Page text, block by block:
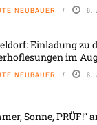
NEUBAUER 6.
Einladung zu
im
NEUBAUER 6.
Sonne, PRÜF!“